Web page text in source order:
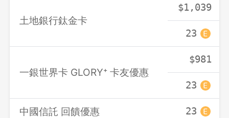
土地銀行鈦金卡
$1,039
23
一銀世界卡 GLORY⁺ 卡友優惠
$981
23
中國信託 回饋優惠 23